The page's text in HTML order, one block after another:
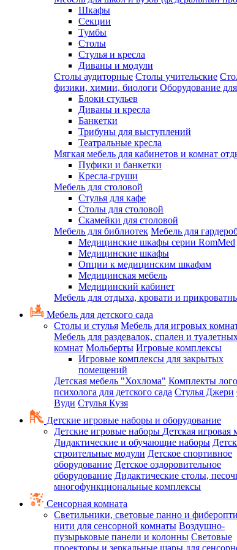
Шкафы
Секции
Тумбы
Столы
Стулья и кресла
Диваны и модули
Столы аудиторные Столы учительские
физики, химии, биологи Оборудование
Блоки стульев
Диваны и кресла
Банкетки
Трибуны для выступлений
Театральные кресла
Мягкая мебель для кабинетов и комнат
Пуфики и банкетки
Кресла-груши
Мебель для столовой
Cтулья для кафе
Cтолы для столовой
Скамейки для столовой
Мебель для библиотек Мебель для
Медицинские шкафы серии RomMed
Медицинские шкафы
Опции к медицинским шкафам
Медицинская мебель
Медицинский кабинет
Мебель для отдыха, кровати и
Мебель для детского сада
Столы и стулья Мебель для игровых
Мебель для раздевалок, спален и
комнат Мольберты Игровые комплексы
Игровые комплексы для закрытых
помещений
Детская мебель "Хохлома" Комплекты
психолога для детского сада Стулья Джери
Вуди Стулья Кузя
Детские игровые наборы и оборудование
Детские игровые наборы Детская игровая
Дидактические и обучающие наборы
строительные модули Детское спортивное
оборудование Детское оздоровительное
оборудование Дидактические столы,
многофункциональные комплексы
Сенсорная комната
Светильники, световые панно и
нити для сенсорной комнаты Воздушно-
пузырьковые панели и колонны Световые
проекторы и зеркальные шары для